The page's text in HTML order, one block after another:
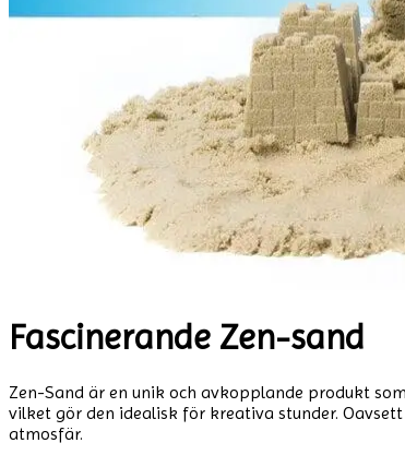
Fascinerande Zen-sand
Zen-Sand är en unik och avkopplande produkt
vilket gör den idealisk för kreativa stunder.
atmosfär.